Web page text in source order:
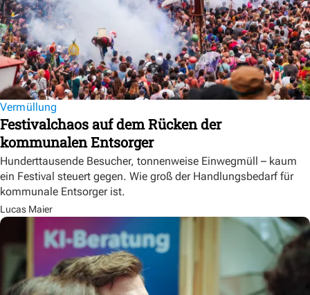
Vermüllung
Festivalchaos auf dem Rücken der
kommunalen Entsorger
Hunderttausende Besucher, tonnenweise Einwegmüll – kaum
ein Festival steuert gegen. Wie groß der Handlungsbedarf für
kommunale Entsorger ist.
Lucas Maier